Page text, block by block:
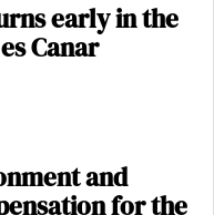
early in the
Canar
and
for the